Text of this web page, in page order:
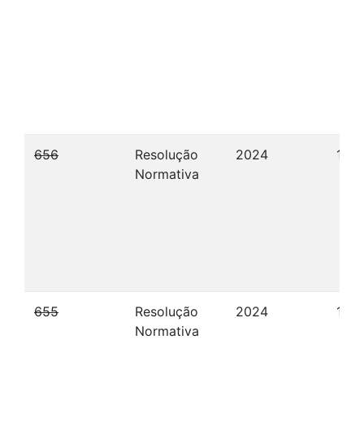
656
Resolução
Normativa
2024 12/
655
Resolução
Normativa
2024 12/